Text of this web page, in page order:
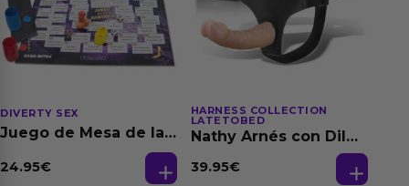
DIVERTY SEX
Juego de Mesa de las
24.95€
HARNESS COLLECTION
LATETOBED
Nathy Arnés con Dildo
39.95€